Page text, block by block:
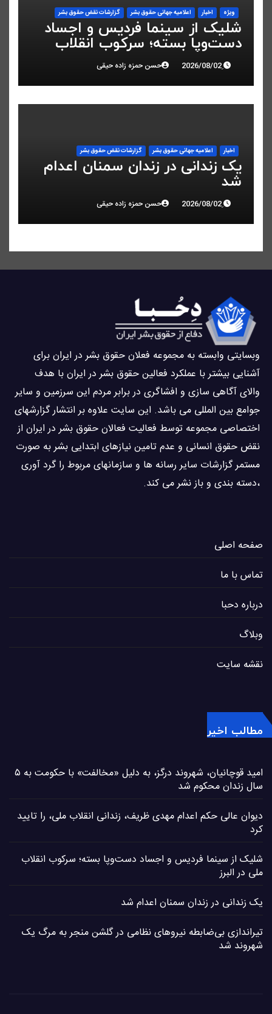
ویژه اخبار اعلاميه جهانی حقوق بشر گزارشات نقض حقوق بشر
شلیک از سینما فردیس و اجساد
دست‌وپا بسته؛ سرکوب انقلاب
ملی در البرز حسن حمزه زاده حیقی
اخبار اعلاميه جهانی حقوق بشر گزارشات نقض حقوق بشر
یک زندانی در زندان سمنان اعدام
شد
حسن حمزه زاده حیقی
وبسايتى وابسته به مجموعه فعلان حقوق بشر در ایران برای
آشنایی بيشتر با عملکرد فعالین حقوق بشر در ایران با هدف
والاى آگاهى سازی و افشاگرى در برابر مردم این سرزمین و ساير
جوامع بین المللى می باشد. این سایت علاوه بر انتشار گزارشهای
اختصاصی مجموعه توسط فعاليت فعالان حقوق بشر در ایران از
نقض حقوق انسانی و عدم تامین نیازهای ابتدایی بشر به صورت
مستمر گزارشات سایر رسانه ها و سازمانهای مربوط را گرد آوری
،دسته بندی و باز نشر می كند.
صفحه اصلی
تماس با ما
درباره دحبا
وبلاگ
نقشه سایت
مطالب اخیر
امید قوچانیان، شهروند درگز، به دلیل «مخالفت» با حکومت به ۵
سال زندان محکوم شد
دیوان عالی حکم اعدام مهدی ظریف، زندانی انقلاب ملی، را تایید
کرد
شلیک از سینما فردیس و اجساد دست‌وپا بسته؛ سرکوب انقلاب
ملی در البرز
یک زندانی در زندان سمنان اعدام شد
تیراندازی بی‌ضابطه نیروهای نظامی در گلشن منجر به مرگ یک
شهروند شد